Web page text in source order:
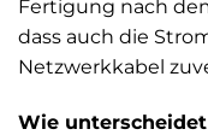
Fertigung nach
dass auch die
Netzwerkkabel
Wie